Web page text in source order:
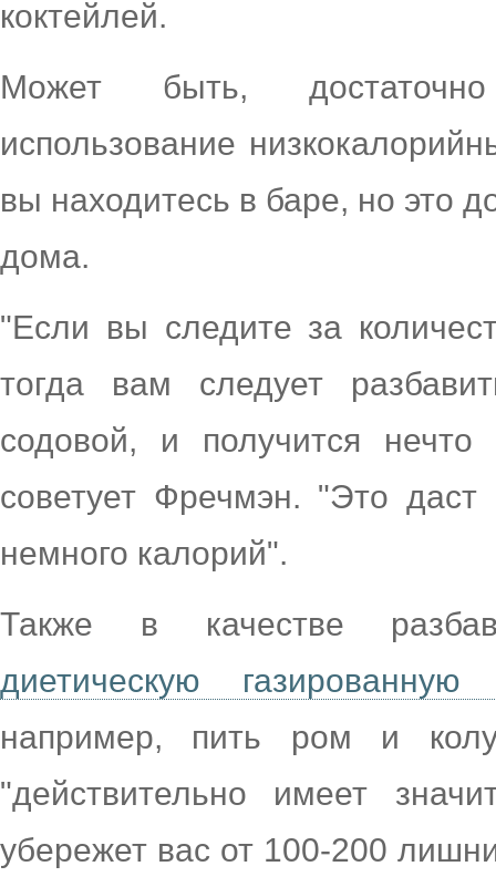
коктейлей.
Может быть, достаточно
использование
вы находитесь в баре, но это
дома.
"Если вы следите за
тогда вам следует
содовой, и получится
советует Фречмэн. "Это
немного калорий".
Также в качестве
диетическую газированную
например, пить ром и
"действительно имеет
убережет вас от 100-200